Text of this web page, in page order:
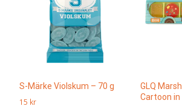
S-Märke Violskum – 70 g
15 kr
GLQ
Cartoon in